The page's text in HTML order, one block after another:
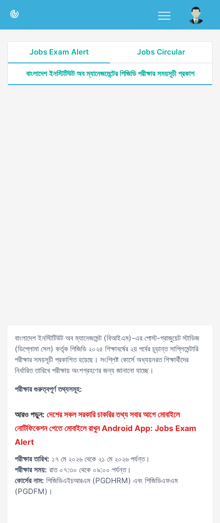
Jobs Exam Alert Jobs Circular
বাংলাদেশ ইনস্টিটিউট অব ম্যানেজমেন্টের পিজিডি পরীক্ষার সময়সূচী প্রকাশ
বাংলাদেশ ইনস্টিটিউট অব ম্যানেজমেন্ট (বিআইএম)-এর পোস্ট-গ্রাজুয়েট স্টাডিজ
(ডিপ্লোমা সেল) কর্তৃক পিজিডি ২০২৫ শিক্ষাবর্ষের ২য় পর্বের চূড়ান্ত সাপ্লিমেন্টারি
পরীক্ষার সময়সূচী প্রকাশিত হয়েছে। সংশ্লিষ্ট কোর্সে অধ্যয়নরত শিক্ষার্থীদের
নির্ধারিত তারিখে পরীক্ষায় অংশগ্রহণের জন্য জানানো যাচ্ছে।
পরীক্ষার গুরুত্বপূর্ণ তথ্যসমূহ:
আরও পড়ুন: দেশের সকল সরকারি চাকরির তথ্য সবার আগে মোবাইলে
নোটিফিকেশন পেতে মোবাইলে রাখুন Android App: Jobs Exam
Alert
পরীক্ষার তারিখ: ১৭ মে ২০২৬ থেকে ২১ মে ২০২৬ পর্যন্ত।
পরীক্ষার সময়: রাত ০৭:৩০ থেকে ০৯:০০ পর্যন্ত।
কোর্সের নাম: পিজিডিএইচআরএম (PGDHRM) এবং পিজিডিএফএম
(PGDFM)।